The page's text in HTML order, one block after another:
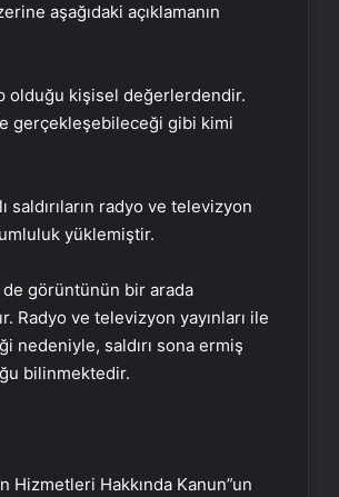
aşağıdaki açıklamanın
olduğu kişisel değerlerdendir.
gerçekleşebileceği gibi kimi
radyo ve televizyon
yüklemiştir.
görüntünün bir arada
Radyo ve televizyon yayınları ile
nedeniyle, saldırı sona ermiş
bilinmektedir.
Hizmetleri Hakkında Kanun”un